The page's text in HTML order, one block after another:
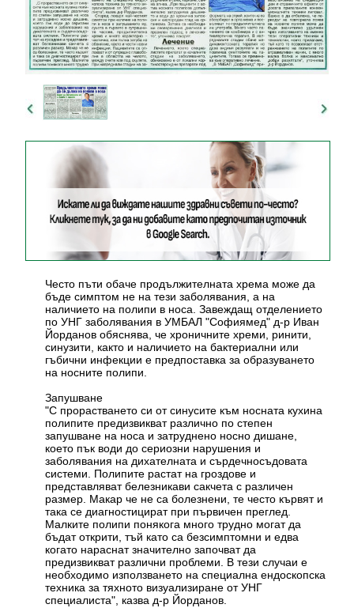
Често пъти обаче продължителната хрема може да
бъде симптом не на тези заболявания, а на
наличието на полипи в носа. Завеждащ отделението
по УНГ заболявания в УМБАЛ "Софиямед" д-р Иван
Йорданов обяснява, че хроничните хреми, ринити,
синузити, както и наличието на бактериални или
гъбични инфекции е предпоставка за образуването
на носните полипи.
Запушване
"С прорастването си от синусите към носната кухина
полипите предизвикват различно по степен
запушване на носа и затруднено носно дишане,
което пък води до сериозни нарушения и
заболявания на дихателната и сърдечносъдовата
системи. Полипите растат на гроздове и
представляват белезникави сакчета с различен
размер. Макар че не са болезнени, те често кървят и
така се диагностицират при първичен преглед.
Малките полипи понякога много трудно могат да
бъдат открити, тъй като са безсимптомни и едва
когато нараснат значително започват да
предизвикват различни проблеми. В тези случаи е
необходимо използването на специална ендоскопска
техника за тяхното визуализиране от УНГ
специалиста", казва д-р Йорданов.